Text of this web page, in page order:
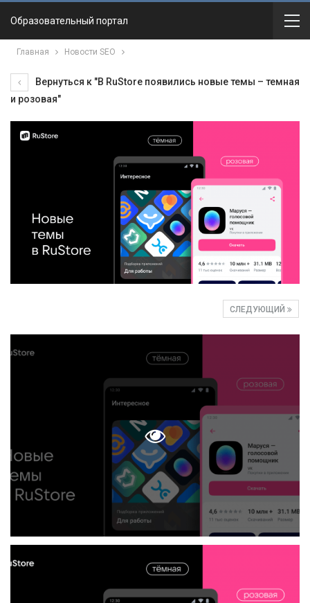
Образовательный портал
Главная Новости SEO
Вернуться к "В RuStore появились новые темы – темная
и розовая"
СЛЕДУЮЩИЙ